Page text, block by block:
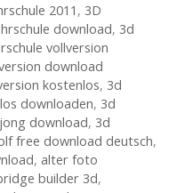
2011 , 3D
download, 3d
vollversion
download
kostenlos, 3d
downloaden, 3d
download, 3d
free download deutsch,
, alter foto
builder 3d,